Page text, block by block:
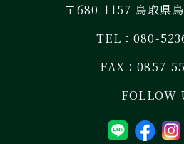
〒680-1157 鳥取県
TEL：080-
FAX：0857-
FOLLOW